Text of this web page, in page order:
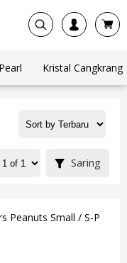
Kristal Cangkrang
Saring
Peanuts Small / S-P